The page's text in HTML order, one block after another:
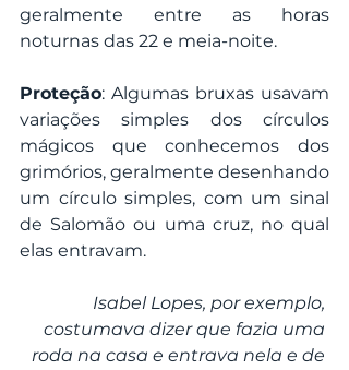
geralmente entre as horas
noturnas das 22 e meia-noite.
Proteção: Algumas bruxas usavam
variações simples dos círculos
mágicos que conhecemos dos
grimórios, geralmente desenhando
um círculo simples, com um sinal
de Salomão ou uma cruz, no qual
elas entravam.
Isabel Lopes, por exemplo,
costumava dizer que fazia uma
roda na casa e entrava nela e de